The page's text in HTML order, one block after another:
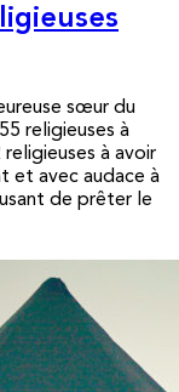
sœur du
religieuses à
à avoir
et avec audace à
de prêter le